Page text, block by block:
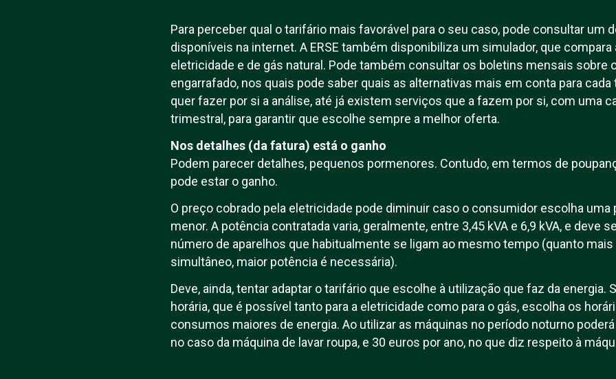
Para perceber qual o tarifário mais favorável para o seu caso, pode consultar um
disponíveis na internet. A ERSE também disponibiliza um simulador, que
eletricidade e de gás natural. Pode também consultar os boletins mensais sobre
engarrafado, nos quais pode saber quais as alternativas mais em conta para cada
quer fazer por si a análise, até já existem serviços que a fazem por si, com uma
trimestral, para garantir que escolhe sempre a melhor oferta.
Nos detalhes (da fatura) está o ganho
Podem parecer detalhes, pequenos pormenores. Contudo, em termos de
pode estar o ganho.
O preço cobrado pela eletricidade pode diminuir caso o consumidor escolha
menor. A potência contratada varia, geralmente, entre 3,45 kVA e 6,9 kVA, e deve
número de aparelhos que habitualmente se ligam ao mesmo tempo (quanto
simultâneo, maior potência é necessária).
Deve, ainda, tentar adaptar o tarifário que escolhe à utilização que faz da energia.
horária, que é possível tanto para a eletricidade como para o gás, escolha os
consumos maiores de energia. Ao utilizar as máquinas no período noturno
no caso da máquina de lavar roupa, e 30 euros por ano, no que diz respeito à